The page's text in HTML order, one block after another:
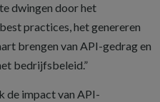
dwingen door het
practices, het genereren
brengen van API-gedrag en
bedrijfsbeleid.”
de impact van API-